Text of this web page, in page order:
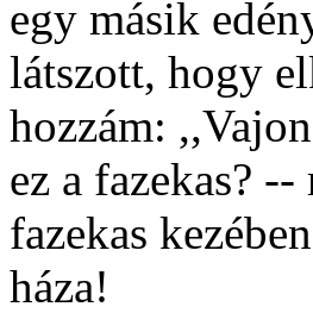
egy másik
látszott, hogy
hozzám:
ez a fazekas?
fazekas
háza!